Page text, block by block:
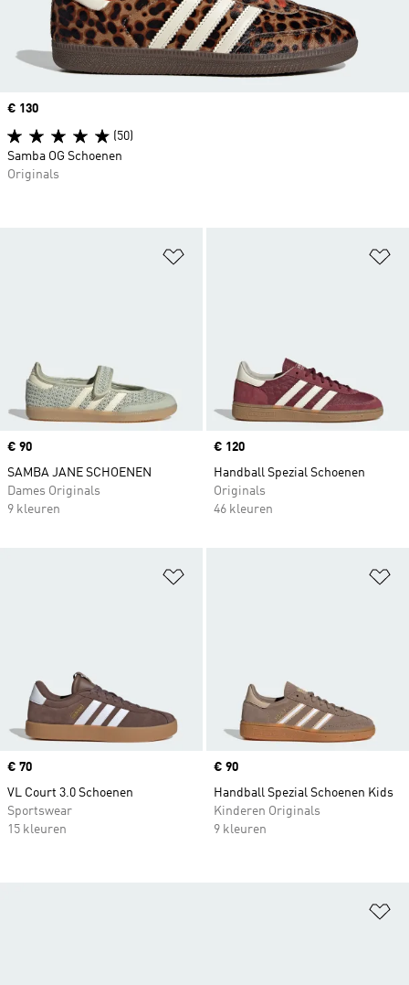
Price
€ 90
SAMBA JANE SCHOENEN
Dames Originals
9 kleuren
Price
€ 120
Handball Spezial Schoenen
Originals
46 kleuren
Price
€ 70
VL Court 3.0 Schoenen
Sportswear
15 kleuren
Price
€ 90
Handball Spezial Schoenen Kids
Kinderen Originals
9 kleuren
Price
€ 130
(50)
Samba OG Schoenen
Originals